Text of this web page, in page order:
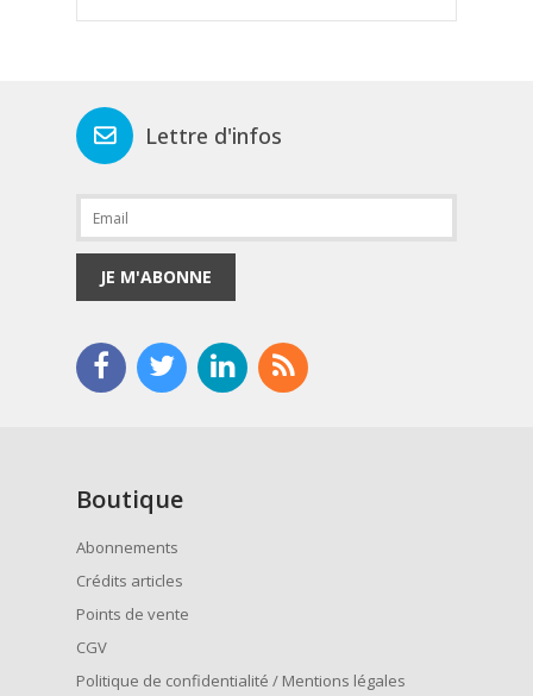
Lettre d'infos
JE M'ABONNE
Boutique
Abonnements
Crédits articles
Points de vente
CGV
Politique de confidentialité / Mentions légales